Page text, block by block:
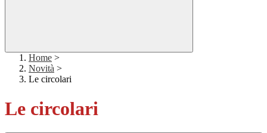
Home >
Novità >
Le circolari
Le circolari